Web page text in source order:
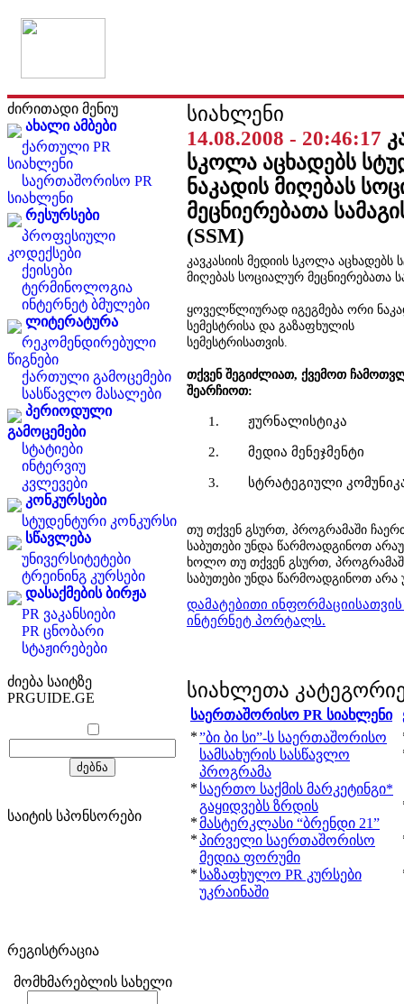
ძირითადი მენიუ
ახალი ამბები
ქართული PR
სიახლენი
საერთაშორისო PR
სიახლენი
რესურსები
პროფესიული
კოდექსები
ქეისები
ტერმინოლოგია
ინტერნეტ ბმულები
ლიტერატურა
რეკომენდირებული
წიგნები
ქართული გამოცემები
სასწავლო მასალები
პერიოდული
გამოცემები
სტატიები
ინტერვიუ
კვლევები
კონკურსები
სტუდენტური კონკურსი
სწავლება
უნივერსიტეტები
ტრეინინგ კურსები
დასაქმების ბირჟა
PR ვაკანსიები
PR ცნობარი
სტაჟირებები
ძიება საიტზე
PRGUIDE.GE
საიტის სპონსორები
რეგისტრაცია
მომხმარებლის სახელი
სიახლენი
14.08.2008 - 20:46:17
სკოლა აცხადებს
ნაკადის მიღებას
მეცნიერებათა
(SSM)
კავკასიის მედიის სკოლა
მიღებას სოციალურ მეცნიერებათა
ყოველწლიურად იგეგმება ორი
სემესტრისა და გაზაფხულის
სემესტრისათვის.
თქვენ შეგიძლიათ, ქვემოთ
შეარჩიოთ:
1.
ჟურნალისტიკა
2.
მედია მენეჯმენტი
3.
სტრატეგიული
თუ თქვენ გსურთ, პროგრამაში
საბუთები უნდა წარმოადგინოთ
ხოლო თუ თქვენ გსურთ,
საბუთები უნდა წარმოადგინოთ არა
დამატებითი
ინტერნეტ პორტალს.
სიახლეთა
საერთაშორისო PR სიახლენი
*”ბი ბი სი”-ს საერთაშორისო
სამსახურის სასწავლო
პროგრამა
* საერთო საქმის მარკეტინგი*
გაყიდვებს ზრდის
*მასტერკლასი “ბრენდი 21”
*პირველი საერთაშორისო
მედია ფორუმი
* საზაფხულო PR კურსები
უკრაინაში